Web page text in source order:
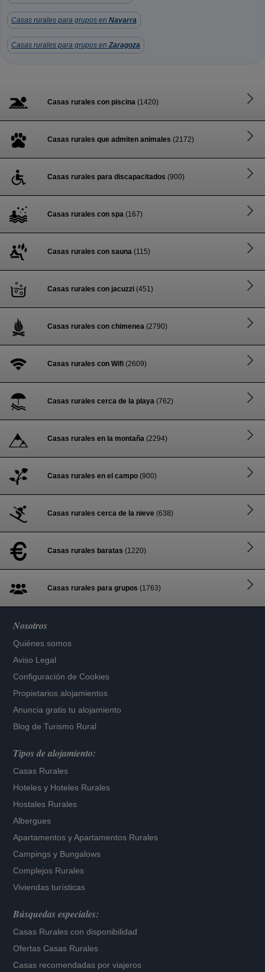
Casas rurales para grupos en Navarra
Casas rurales para grupos en Zaragoza
Casas rurales con piscina (1420)
Casas rurales que admiten animales (2172)
Casas rurales para discapacitados (900)
Casas rurales con spa (167)
Casas rurales con sauna (115)
Casas rurales con jacuzzi (451)
Casas rurales con chimenea (2790)
Casas rurales con Wifi (2609)
Casas rurales cerca de la playa (762)
Casas rurales en la montaña (2294)
Casas rurales en el campo (900)
Casas rurales cerca de la nieve (638)
Casas rurales baratas (1220)
Casas rurales para grupos (1763)
Nosotros
Quiénes somos
Aviso Legal
Configuración de Cookies
Propietarios alojamientos
Anuncia gratis tu alojamiento
Blog de Turismo Rural
Tipos de alojamiento:
Casas Rurales
Hoteles y Hoteles Rurales
Hostales Rurales
Albergues
Apartamentos yApartamentos Rurales
Campings y Bungalows
Complejos Rurales
Viviendas turísticas
Búsquedas especiales:
Casas Rurales con disponibilidad
Ofertas Casas Rurales
Casas recomendadas por viajeros